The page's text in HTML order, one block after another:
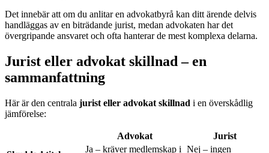
Det innebär att om du anlitar en advokatbyrå kan ditt ärende delvis
handläggas av en biträdande jurist, medan advokaten har det
övergripande ansvaret och ofta hanterar de mest komplexa delarna.
Jurist eller advokat skillnad – en
sammanfattning
Här är den centrala jurist eller advokat skillnad i en överskådlig
jämförelse:
Advokat
Jurist
Ja – kräver medlemskap i Nej – ingen